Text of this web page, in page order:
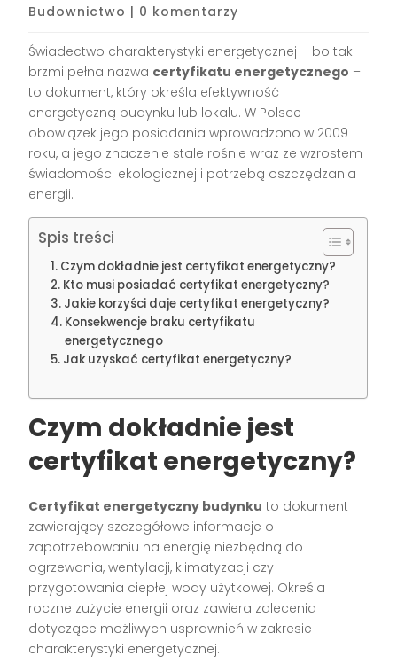
Budownictwo | 0 komentarzy
Świadectwo charakterystyki energetycznej – bo tak
brzmi pełna nazwa certyfikatu energetycznego –
to dokument, który określa efektywność
energetyczną budynku lub lokalu. W Polsce
obowiązek jego posiadania wprowadzono w 2009
roku, a jego znaczenie stale rośnie wraz ze wzrostem
świadomości ekologicznej i potrzebą oszczędzania
energii.
Spis treści
Czym dokładnie jest certyfikat energetyczny?
Kto musi posiadać certyfikat energetyczny?
Jakie korzyści daje certyfikat energetyczny?
Konsekwencje braku certyfikatu
energetycznego
Jak uzyskać certyfikat energetyczny?
Czym dokładnie jest
certyfikat energetyczny?
Certyfikat energetyczny budynku to dokument
zawierający szczegółowe informacje o
zapotrzebowaniu na energię niezbędną do
ogrzewania, wentylacji, klimatyzacji czy
przygotowania ciepłej wody użytkowej. Określa
roczne zużycie energii oraz zawiera zalecenia
dotyczące możliwych usprawnień w zakresie
charakterystyki energetycznej.